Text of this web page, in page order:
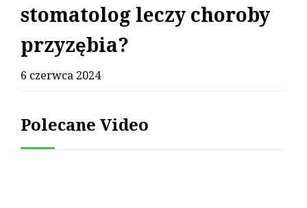
stomatolog leczy choroby
przyzębia?
6 czerwca 2024
Polecane Video